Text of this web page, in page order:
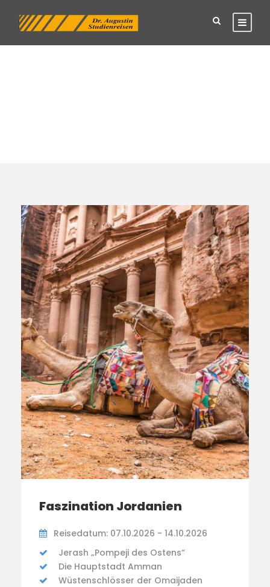
Faszination Jordanien
Reisedatum: 07.10.2026 - 14.10.2026
Jerash „Pompeji des Ostens“
Die Hauptstadt Amman
Wüstenschlösser der Omaijaden